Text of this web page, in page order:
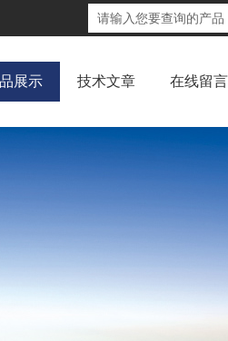
展示 技术文章 在线留言